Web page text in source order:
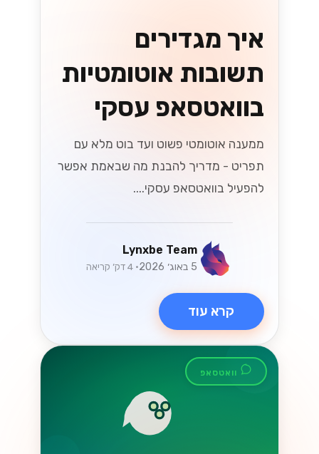
איך מגדירים
תשובות אוטומטיות
בוואטסאפ עסקי
ממענה אוטומטי פשוט ועד בוט מלא עם
תפריט - מדריך להבנת מה שבאמת אפשר
להפעיל בוואטסאפ עסקי....
Lynxbe Team
5 באוג׳ 2026 • 4 דק׳ קריאה
קרא עוד
וואטסאפ